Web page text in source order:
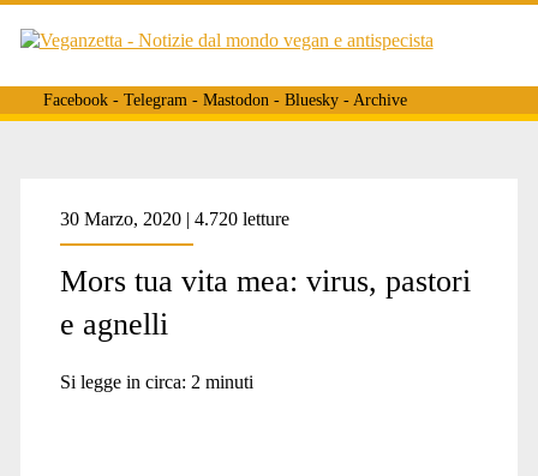
Facebook- Telegram- Mastodon- Bluesky- Archive
Tag:
<span>agnello</span>
30 Marzo, 2020 | 4.720 letture
Mors tua vita mea: virus, pastori
e agnelli
Si legge in circa: 2 minuti